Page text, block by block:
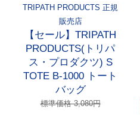
TRIPATH PRODUCTS 正規
販売店
【セール】TRIPATH
PRODUCTS(トリパ
ス・プロダクツ) S
TOTE B-1000 トート
バッグ
標準価格 3,080円